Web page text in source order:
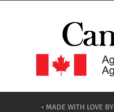
• MADE WITH LOVE BY